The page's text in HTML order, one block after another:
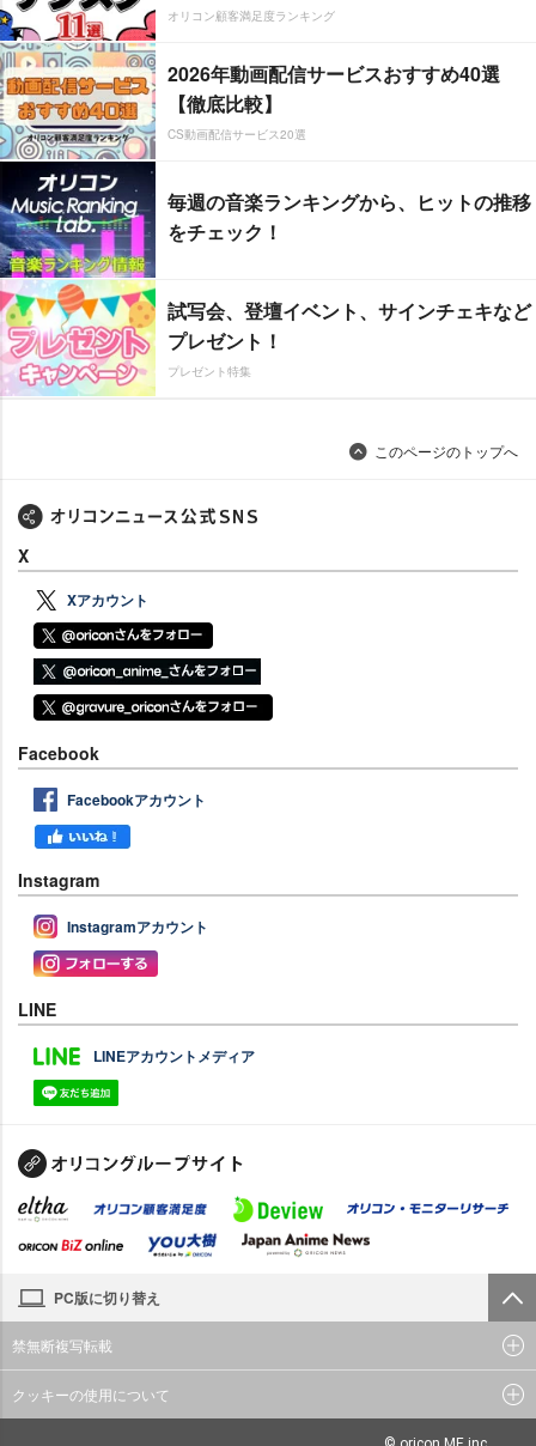
オリコン顧客満足度ランキング
2026年動画配信サービスおすすめ40選
【徹底比較】
CS動画配信サービス20選
毎週の音楽ランキングから、ヒットの推移
をチェック！
試写会、登壇イベント、サインチェキなど
プレゼント！
プレゼント特集
このページのトップへ
X
Xアカウント
Facebook
Facebookアカウント
Instagram
Instagramアカウント
LINE
LINEアカウントメディア
PC版に切り替え
禁無断複写転載
クッキーの使用について